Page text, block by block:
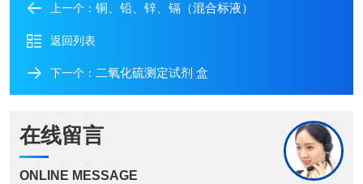
上一个： 铜、铅、锌、镉（混合标液）
返回列表
下一个： 二氧化硫测定试剂 盒
在线留言
ONLINE MESSAGE